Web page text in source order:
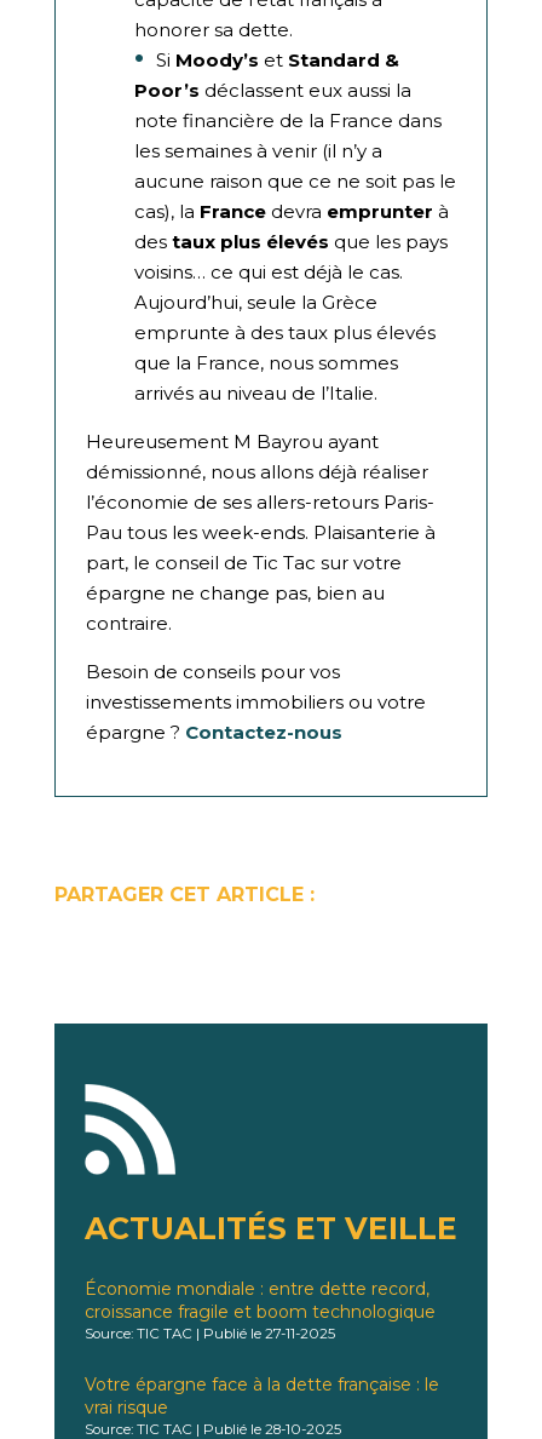
honorer sa dette.
Si Moody’s et Standard &
Poor’s déclassent eux aussi la
note financière de la France dans
les semaines à venir (il n’y a
aucune raison que ce ne soit pas le
cas), la Francedevra emprunter à
des taux plus élevés que les pays
voisins… ce qui est déjà le cas.
Aujourd’hui, seule la Grèce
emprunte à des taux plus élevés
que la France, nous sommes
arrivés au niveau de l’Italie.
Heureusement M Bayrou ayant
démissionné, nous allons déjà réaliser
l’économie de ses allers-retours Paris-
Pau tous les week-ends. Plaisanterie à
part, le conseil de Tic Tac sur votre
épargne ne change pas, bien au
contraire.
Besoin de conseils pour vos
investissements immobiliers ou votre
épargne ? Contactez-nous
PARTAGER CET ARTICLE :
ACTUALITÉS ET VEILLE
Économie mondiale : entre dette record,
croissance fragile et boom technologique
Source: TIC TAC Publié le 27-11-2025
Votre épargne face à la dette française : le
vrai risque
Source: TIC TAC Publié le 28-10-2025